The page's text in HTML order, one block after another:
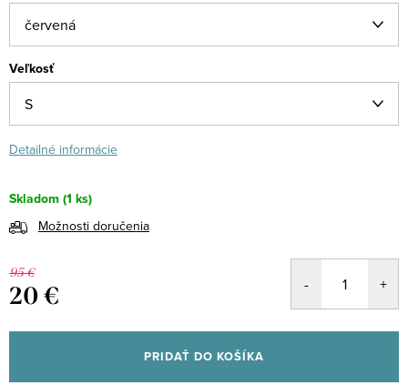
Veľkosť
Detailné informácie
Skladom (1 ks)
Možnosti doručenia
95 €
20 €
cena:
PRIDAŤ DO KOŠÍKA